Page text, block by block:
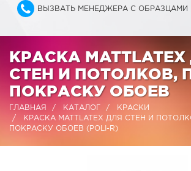
ВЫЗВАТЬ МЕНЕДЖЕРА С ОБРАЗЦАМИ
КРАСКА
СТЕН И ПОТОЛКОВ,
ПОКРАСКУ ОБОЕВ
ГЛАВНАЯ КАТАЛОГ
КРАСКИ
КРАСКА MATTLATEX ДЛЯ СТЕН И
ПОКРАСКУ ОБОЕВ (POLI-R)